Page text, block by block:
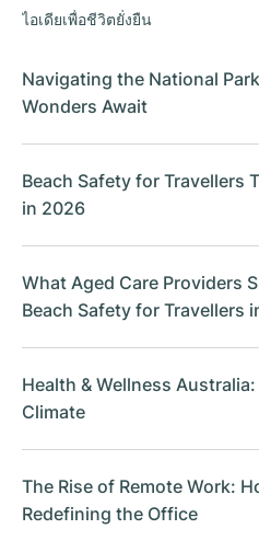
ไอเดียเพื่อชีวิตยั่งยืน
Navigating the National
Wonders Await
Beach Safety for Travellers
in 2026
What Aged Care Providers
Beach Safety for Travellers
Health & Wellness
Climate
The Rise of Remote Work:
Redefining the Office